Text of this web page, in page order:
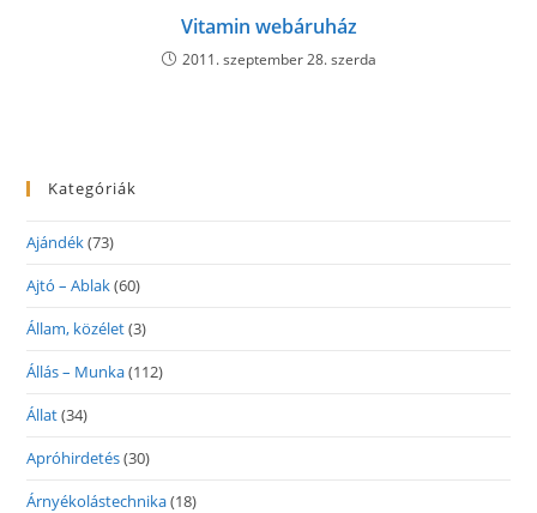
Vitamin webáruház
2011. szeptember 28. szerda
Kategóriák
Ajándék(73)
Ajtó – Ablak(60)
Állam, közélet(3)
Állás – Munka(112)
Állat(34)
Apróhirdetés(30)
Árnyékolástechnika(18)